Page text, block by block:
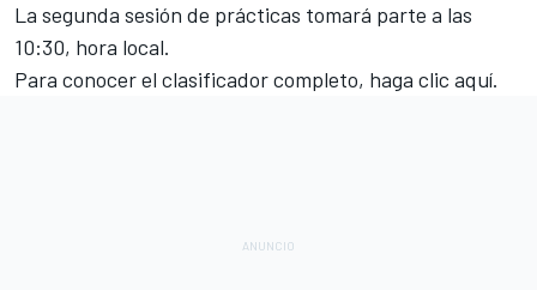
La segunda sesión de prácticas tomará parte a las
10:30, hora local.
Para conocer el clasificador completo, haga clic aquí.